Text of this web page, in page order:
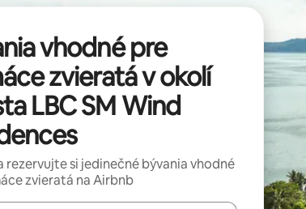
vhodné pre
zvieratá v okolí
LBC SM Wind
rezervujte si jedinečné bývania vhodné
zvieratá na Airbnb